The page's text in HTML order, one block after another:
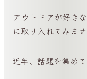
アウトドアが好き
に取り入れてみま
近年、話題を集め